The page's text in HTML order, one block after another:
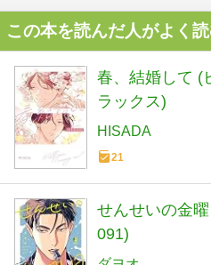
この本を読んだ人がよく
春、結婚して (
ラックス)
HISADA
21
せんせいの金
091)